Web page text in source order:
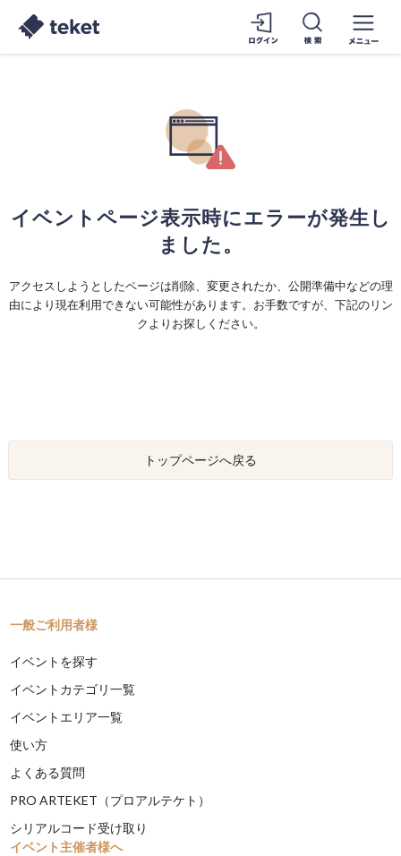
イベントページ表示時にエラーが発生し
ました。
アクセスしようとしたページは削除、変更されたか、公開準備中などの理
由により現在利用できない可能性があります。お手数ですが、下記のリン
クよりお探しください。
トップページへ戻る
一般ご利用者様
イベントを探す
イベントカテゴリ一覧
イベントエリア一覧
使い方
よくある質問
PRO ARTEKET（プロアルテケト）
シリアルコード受け取り
イベント主催者様へ